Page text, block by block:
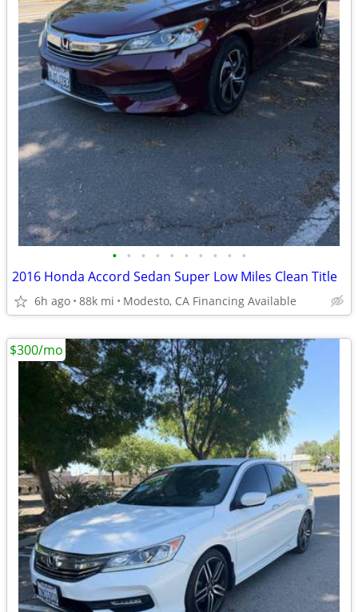
• • • • • • • • • •
2016 Honda Accord Sedan Super Low Miles Clean Title
6h ago 88k mi Modesto, CA Financing Available
$300/mo